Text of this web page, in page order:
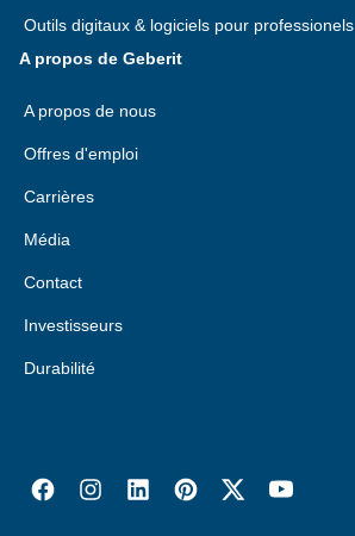
Outils digitaux & logiciels pour professionels
A propos de Geberit
A propos de nous
Offres d'emploi
Carrières
Média
Contact
Investisseurs
Durabilité